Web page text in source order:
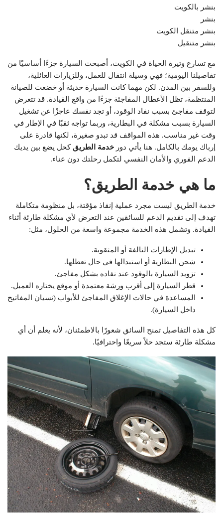
بنشر بالكويت
بنشر
بنشر متنقل الكويت
بنشر متنقيل
مع تسارع وتيرة الحياة في الكويت، أصبحت السيارة جزءًا أساسيًا من
تفاصيلنا اليومية؛ فهي وسيلة انتقال للعمل، وللزيارات العائلية،
وللسفر بين المدن. لكن مهما كانت السيارة حديثة أو خضعت للصيانة
المنتظمة، تظل الأعطال المفاجئة جزءًا من واقع القيادة. قد تتعرض
لتوقف مفاجئ بسبب نفاد الوقود، أو تجد نفسك عاجزًا عن تشغيل
السيارة بسبب مشكلة في البطارية، وربما تواجه ثقبًا في الإطار في
وقت غير مناسب. هذه المواقف قد تبدو صغيرة، لكنها قادرة على
إرباك يومك بالكامل. هنا يأتي دور خدمة الطريق كحل يضع بين يديك
الدعم الفوري والأمان النفسي لتكمل رحلتك دون عناء.
ما هي خدمة الطريق؟
خدمة الطريق ليست مجرد عملية إنقاذ مؤقتة، بل منظومة متكاملة
تهدف إلى تقديم الدعم للسائقين عند التعرض لأي مشكلة طارئة أثناء
القيادة. وتشمل هذه الخدمة مجموعة واسعة من الحلول، مثل:
تبديل الإطارات التالفة أو المثقوبة.
شحن البطارية أو استبدالها في حال تعطلها.
تزويد السيارة بالوقود عند نفاده بشكل مفاجئ.
قطر السيارة إلى أقرب ورشة معتمدة أو موقع يختاره العميل.
المساعدة في حالات الإغلاق المفاجئ للأبواب (نسيان المفاتيح
داخل السيارة).
كل هذه التفاصيل تمنح السائق شعورًا بالاطمئنان، لأنه يعلم أن أي
مشكلة طارئة ستجد حلاً سريعًا واحترافيًا.